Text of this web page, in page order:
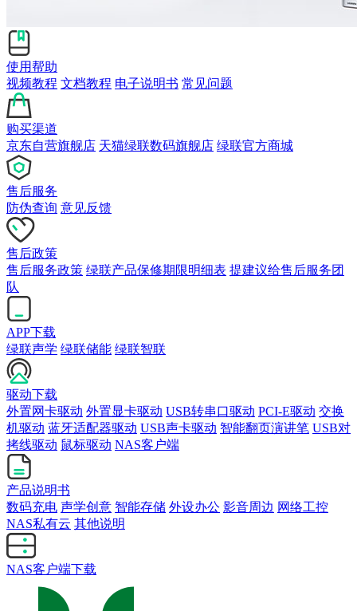
使用帮助
视频教程 文档教程 电子说明书 常见问题
购买渠道
京东自营旗舰店 天猫绿联数码旗舰店 绿联官方商城
售后服务
防伪查询 意见反馈
售后政策
售后服务政策 绿联产品保修期限明细表 提建议给售后服务团
队
APP下载
绿联声学 绿联储能 绿联智联
驱动下载
外置网卡驱动 外置显卡驱动 USB转串口驱动 PCI-E驱动 交换
机驱动 蓝牙适配器驱动 USB声卡驱动 智能翻页演讲笔 USB对
拷线驱动 鼠标驱动 NAS客户端
产品说明书
数码充电 声学创意 智能存储 外设办公 影音周边 网络工控
NAS私有云 其他说明
NAS客户端下载